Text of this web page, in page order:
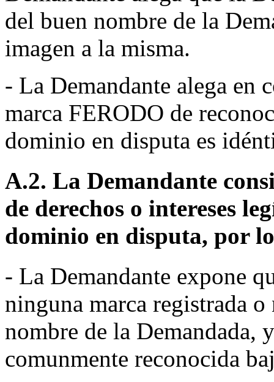
del buen nombre de la
imagen a la misma.
- La Demandante alega en
marca FERODO de
dominio en disputa es
A.2. La Demandante
de derechos o intereses
dominio en disputa, por
- La Demandante expone
ninguna marca registrada
nombre de la Demandada,
comunmente reconocida